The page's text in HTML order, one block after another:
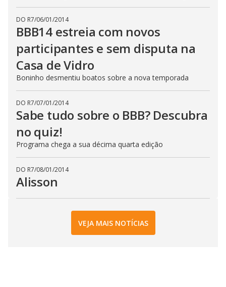
DO R7/06/01/2014
BBB14 estreia com novos
participantes e sem disputa na
Casa de Vidro
Boninho desmentiu boatos sobre a nova temporada
DO R7/07/01/2014
Sabe tudo sobre o BBB? Descubra
no quiz!
Programa chega a sua décima quarta edição
DO R7/08/01/2014
Alisson
VEJA MAIS NOTÍCIAS